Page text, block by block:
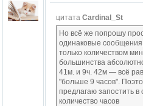
цитата Cardinal_St
Но всё же попрошу
одинаковые
только количеством
большинства
41м. и 9ч. 42м — всё
"больше 9 часов".
предлагаю запостить в
количество часов